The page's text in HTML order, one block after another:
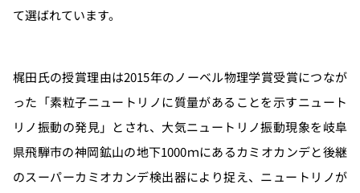
て選ばれています。
梶田氏の授賞理由は2015年のノーベル物理学賞受賞につなが
った「素粒子ニュートリノに質量があることを示すニュート
リノ振動の発見」とされ、大気ニュートリノ振動現象を岐阜
県飛騨市の神岡鉱山の地下1000ｍにあるカミオカンデと後継
のスーパーカミオカンデ検出器により捉え、ニュートリノが